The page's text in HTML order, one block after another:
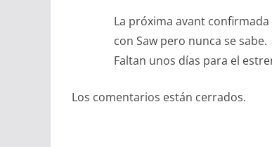
La próxima avant confirmada
con Saw pero nunca se sabe.
Faltan unos días para el
Los comentarios están cerrados.